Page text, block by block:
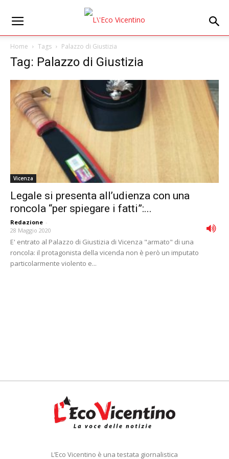
Home Tags Palazzo di Giustizia
Tag: Palazzo di Giustizia
Vicenza
Legale si presenta all’udienza con una
roncola “per spiegare i fatti”:...
Redazione -
28 Maggio 2020
E' entrato al Palazzo di Giustizia di Vicenza "armato" di una
roncola: il protagonista della vicenda non è però un imputato
particolarmente violento e...
L’Eco Vicentino è una testata giornalistica